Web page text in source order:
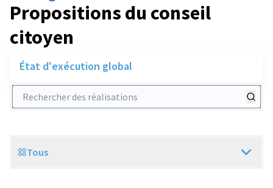
Propositions du conseil
citoyen
État d'exécution global
Rechercher des réalisations
Scope
Tous